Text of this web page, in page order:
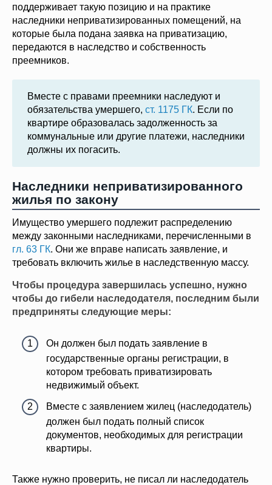
поддерживает такую позицию и на практике
наследники неприватизированных помещений, на
которые была подана заявка на приватизацию,
передаются в наследство и собственность
преемников.
Вместе с правами преемники наследуют и
обязательства умершего, ст. 1175 ГК. Если по
квартире образовалась задолженность за
коммунальные или другие платежи, наследники
должны их погасить.
Наследники неприватизированного
жилья по закону
Имущество умершего подлежит распределению
между законными наследниками, перечисленными в
гл. 63 ГК. Они же вправе написать заявление, и
требовать включить жилье в наследственную массу.
Чтобы процедура завершилась успешно, нужно
чтобы до гибели наследодателя, последним были
предприняты следующие меры:
Он должен был подать заявление в
государственные органы регистрации, в
котором требовать приватизировать
недвижимый объект.
Вместе с заявлением жилец (наследодатель)
должен был подать полный список
документов, необходимых для регистрации
квартиры.
Также нужно проверить, не писал ли наследодатель